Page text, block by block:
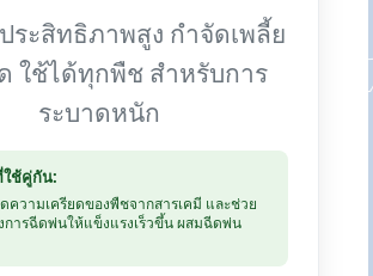
ระสิทธิภาพสูง กำจัดเพลี้ย
ใช้ได้ทุกพืช สำหรับการ
ระบาดหนัก
ใช้คู่กัน:
ความเครียดของพืชจากสารเคมี และช่วย
ารฉีดพ่นให้แข็งแรงเร็วขึ้น ผสมฉีดพ่น